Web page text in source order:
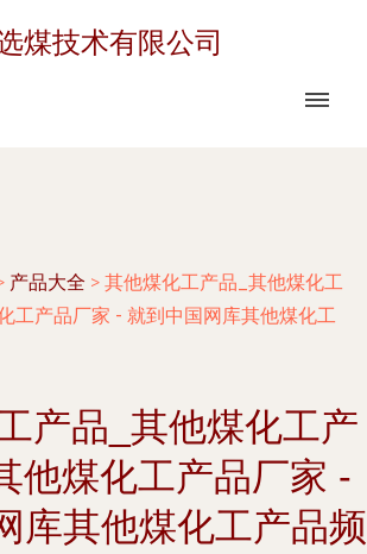
煤技术有限公司
产品大全 > 其他煤化工产品_其他煤化工
工产品厂家 - 就到中国网库其他煤化工
产品_其他煤化工产
他煤化工产品厂家 -
库其他煤化工产品频